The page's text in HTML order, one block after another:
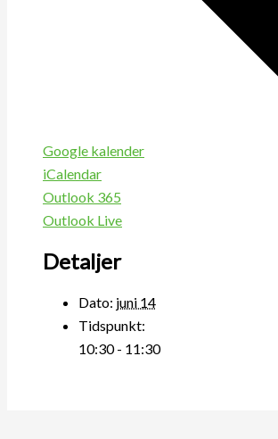
Google kalender
iCalendar
Outlook 365
Outlook Live
Detaljer
Dato: juni 14
Tidspunkt:
10:30 - 11:30